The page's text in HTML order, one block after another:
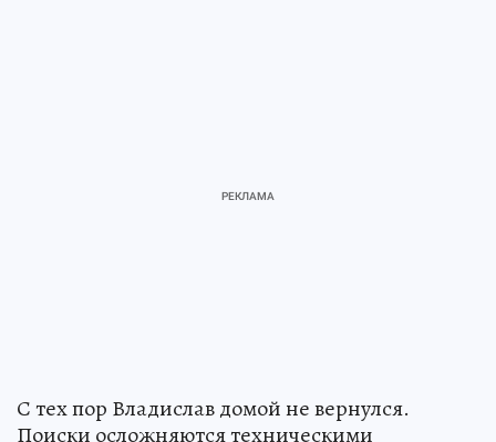
С тех пор Владислав домой не вернулся.
Поиски осложняются техническими